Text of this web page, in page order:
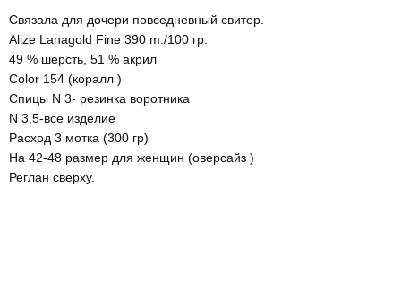
Связала для дочери повседневный свитер.
Alize Lanagold Fine 390 m./100 гр.
49 % шерсть, 51 % акрил
Color 154 (коралл )
Спицы N 3- резинка воротника
N 3,5-все изделие
Расход 3 мотка (300 гр)
На 42-48 размер для женщин (оверсайз )
Реглан сверху.